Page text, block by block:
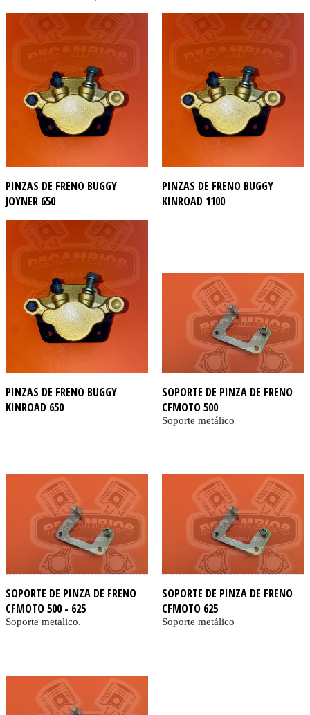
PINZAS DE FRENO BUGGY
JOYNER 650
PINZAS DE FRENO BUGGY
KINROAD 1100
PINZAS DE FRENO BUGGY
KINROAD 650
SOPORTE DE PINZA DE FRENO
CFMOTO 500
Soporte metálico
SOPORTE DE PINZA DE FRENO
CFMOTO 500 - 625
Soporte metalico.
SOPORTE DE PINZA DE FRENO
CFMOTO 625
Soporte metálico